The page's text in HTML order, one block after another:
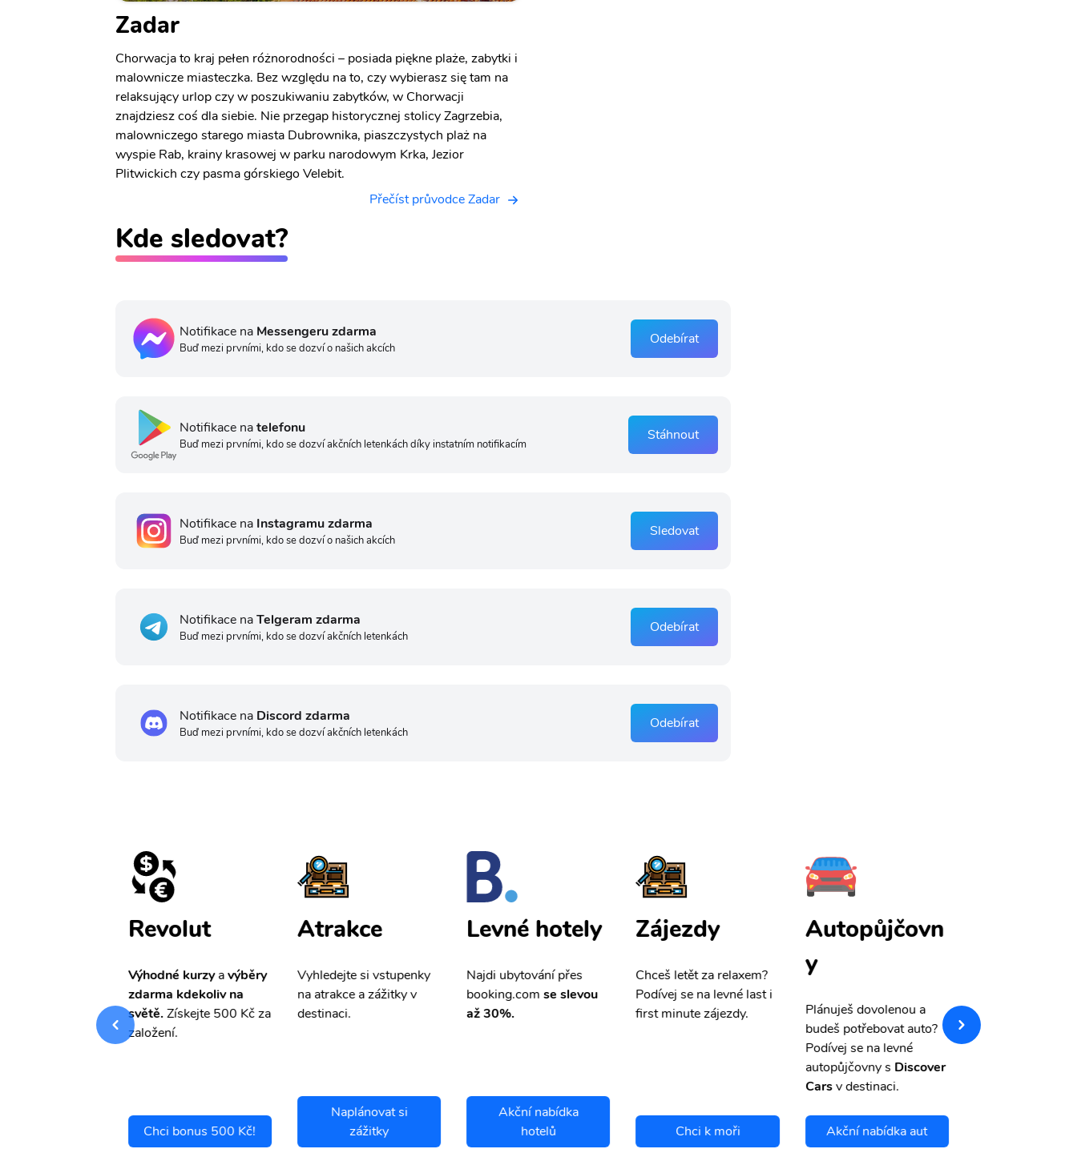
Zadar
Chorwacja to kraj pełen różnorodności – posiada piękne plaże, zabytki i
malownicze miasteczka. Bez względu na to, czy wybierasz się tam na
relaksujący urlop czy w poszukiwaniu zabytków, w Chorwacji
znajdziesz coś dla siebie. Nie przegap historycznej stolicy Zagrzebia,
malowniczego starego miasta Dubrownika, piaszczystych plaż na
wyspie Rab, krainy krasowej w parku narodowym Krka, Jezior
Plitwickich czy pasma górskiego Velebit.
Přečíst průvodce Zadar
Kde sledovat?
Notifikace na Messengeru zdarma
Buď mezi prvními, kdo se dozví o našich akcích
Odebírat
Notifikace natelefonu
Buď mezi prvními, kdo se dozví akčních letenkách díky instatním notifikacím
Stáhnout
Notifikace na Instagramu zdarma
Buď mezi prvními, kdo se dozví o našich akcích
Sledovat
Notifikace naTelgeram zdarma
Buď mezi prvními, kdo se dozví akčních letenkách
Odebírat
Notifikace na Discord zdarma
Buď mezi prvními, kdo se dozví akčních letenkách
Odebírat
Revolut
Výhodné kurzyavýběry
zdarma kdekoliv na
světě.Získejte 500 Kč za
založení.
Chci bonus 500 Kč!
Atrakce
Vyhledejte si vstupenky
na atrakce a zážitky v
destinaci.
Naplánovat si
zážitky
Levné hotely
Najdi ubytování přes
booking.comse slevou
až 30%.
Akční nabídka
hotelů
Zájezdy
Chceš letět za relaxem?
Podívej se na levné last i
first minute zájezdy.
Chci k moři
Autopůjčovn
y
Plánuješ dovolenou a
budeš potřebovat auto?
Podívej se na levné
autopůjčovny s Discover
Carsv destinaci.
Akční nabídka aut
pojištění a
storno.